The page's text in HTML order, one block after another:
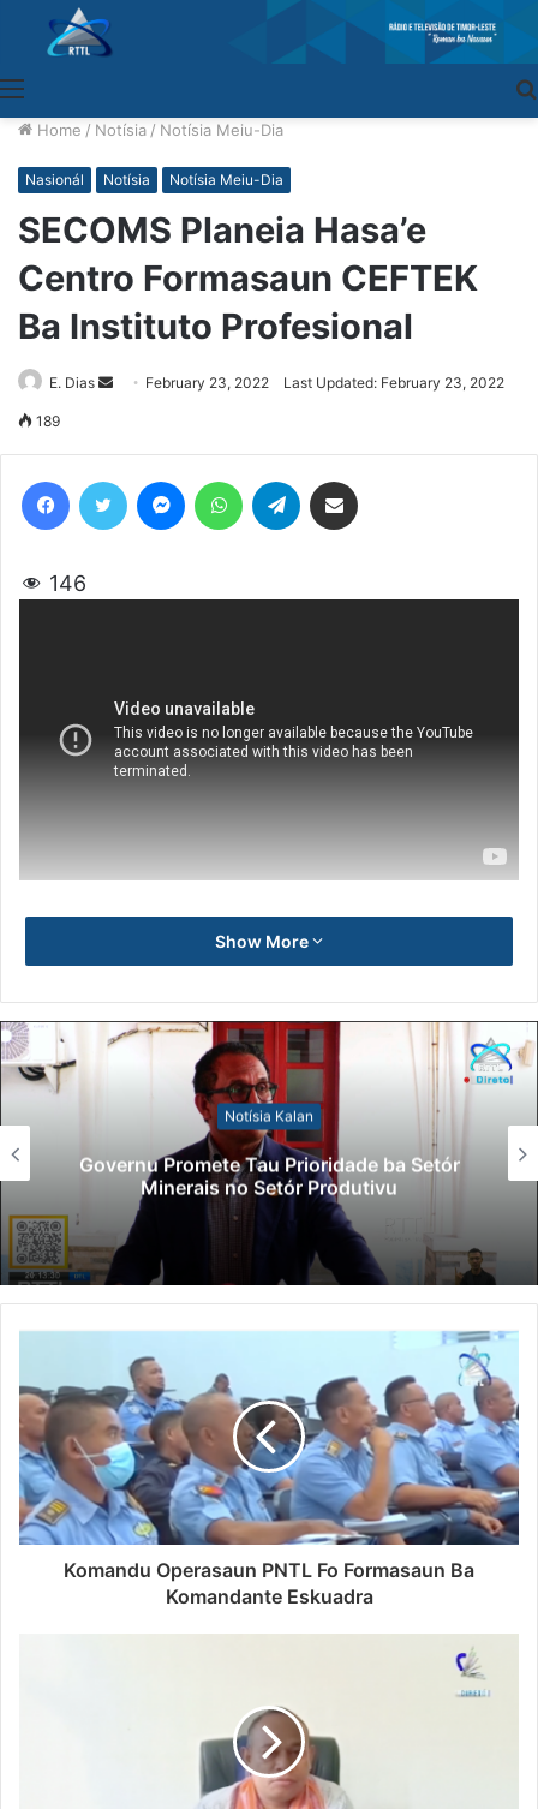
Home / Notísia / Notísia Meiu-Dia
Nasionál Notísia Notísia Meiu-Dia
SECOMS Planeia Hasa’e
Centro Formasaun CEFTEK
Ba Instituto Profesional
E. Dias
SendFebruary 23, 2022 Last Updated: February 23, 2022
189
146
Show More
Notísia Kalan
Governu Promete Tau Prioridade ba Setór
Minerais no Setór Produtivu
Komandu Operasaun PNTL Fo Formasaun Ba
Komandante Eskuadra